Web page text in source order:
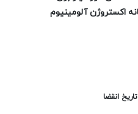
اکستروژن آلومینیوم
انقضا